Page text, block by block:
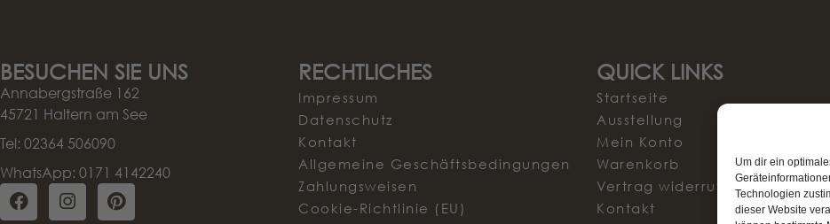
Um dir ein
Technologien
dieser Website
BESUCHEN SIE UNS
Annabergstraße 162
45721 Haltern am See
Tel: 02364 506090
WhatsApp: 0171 4142240
RECHTLICHES
Impressum
Datenschutz
Kontakt
Allgemeine Geschäftsbedingungen
Zahlungsweisen
Cookie-Richtlinie (EU)
QUICK LINKS
Startseite
Ausstellung
Mein Konto
Warenkorb
Vertrag widerrufen
Kontakt